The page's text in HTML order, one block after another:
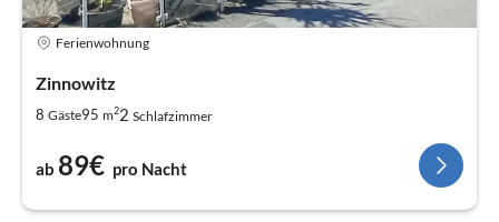
Ferienwohnung
Zinnowitz
8 Gäste95 m22 Schlafzimmer
ab 89€ pro Nacht